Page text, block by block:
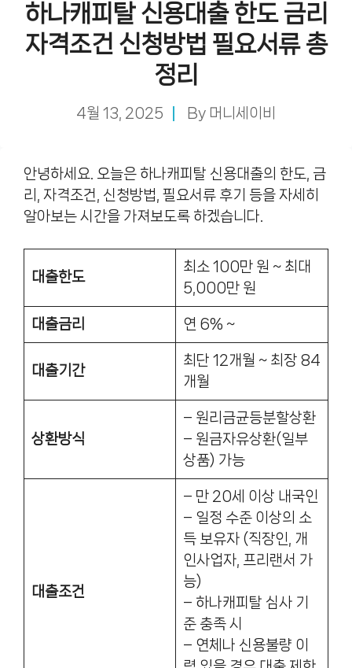
하나캐피탈 신용대출 한도 금리
자격조건 신청방법 필요서류 총
정리
4월 13, 2025 By 머니세이비
안녕하세요. 오늘은 하나캐피탈 신용대출의 한도, 금
리, 자격조건, 신청방법, 필요서류 후기 등을 자세히
알아보는 시간을 가져보도록 하겠습니다.
대출한도
최소 100만 원 ~ 최대
5,000만 원
대출금리 연 6% ~
대출기간
최단 12개월 ~ 최장 84
개월
상환방식
– 원리금균등분할상환
– 원금자유상환(일부
상품) 가능
대출조건
– 만 20세 이상 내국인
– 일정 수준 이상의 소
득 보유자 (직장인, 개
인사업자, 프리랜서 가
능)
– 하나캐피탈 심사 기
준 충족 시
– 연체나 신용불량 이